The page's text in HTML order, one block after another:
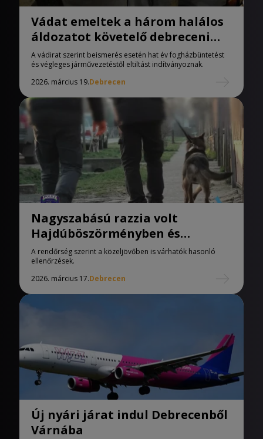
Vádat emeltek a három halálos
áldozatot követelő debreceni
baleset ügyében
A vádirat szerint beismerés esetén hat év fogházbüntetést
és végleges járművezetéstől eltiltást indítványoznak.
2026. március 19.Debrecen
Nagyszabású razzia volt
Hajdúböszörményben és
Hajdúdorogon
A rendőrség szerint a közeljövőben is várhatók hasonló
ellenőrzések.
2026. március 17.Debrecen
Új nyári járat indul Debrecenből
Várnába